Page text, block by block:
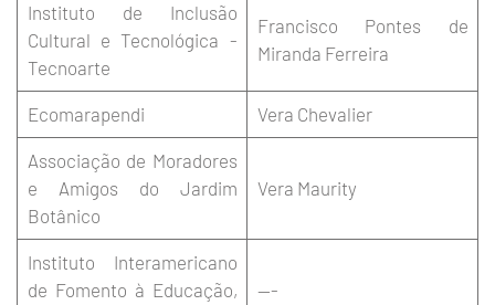
Instituto de Inclusão
Cultural e Tecnológica -
Tecnoarte
Francisco Pontes de
Miranda Ferreira
Ecomarapendi Vera Chevalier
Associação de Moradores
e Amigos do Jardim
Botânico
Vera Maurity
Instituto Interamericano
de Fomento à Educação,
—-